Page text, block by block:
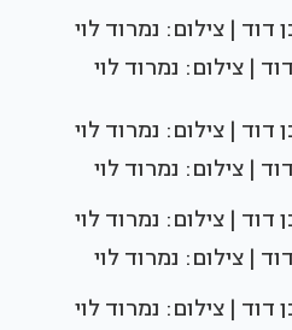
| צילום: נמרוד לוי
| צילום: נמרוד לוי
| צילום: נמרוד לוי